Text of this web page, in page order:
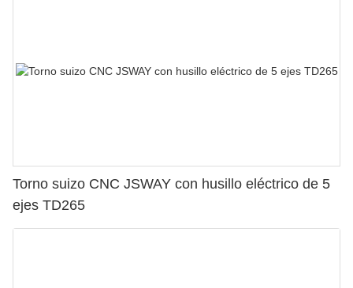
Torno suizo CNC JSWAY con husillo eléctrico de 5
ejes TD265